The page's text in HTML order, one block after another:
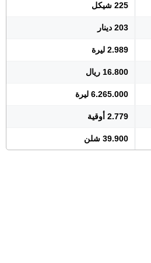
225 شيكل
203 دينار
2.989 ليرة
16.800 ريال
6.265.000 ليرة
2.779 أوقية
39.900 شلن